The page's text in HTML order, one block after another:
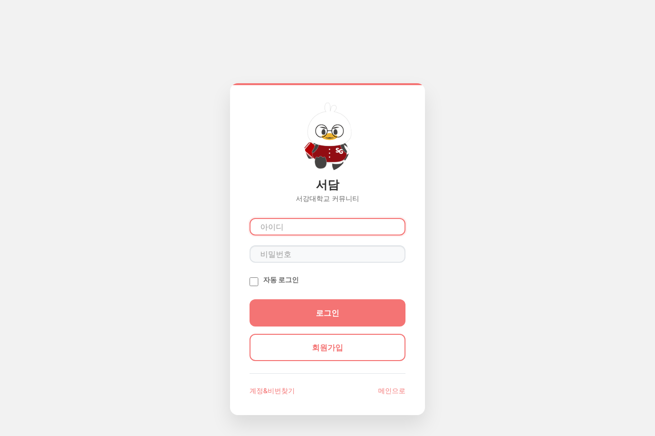
서담
서강대학교 커뮤니티
자동 로그인
회원가입
계정&비번찾기 메인으로